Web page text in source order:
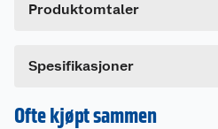
Produktomtaler
Dette produktet har ikke
en omtale.
Spesifikasjoner
Ofte kjøpt sammen